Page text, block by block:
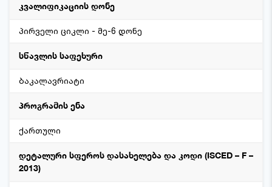
კვალიფიკაციის დონე
პირველი ციკლი - მე-6 დონე
სწავლის საფეხური
ბაკალავრიატი
პროგრამის ენა
ქართული
დეტალური სფეროს დასახელება და კოდი (ISCED – F –
2013)